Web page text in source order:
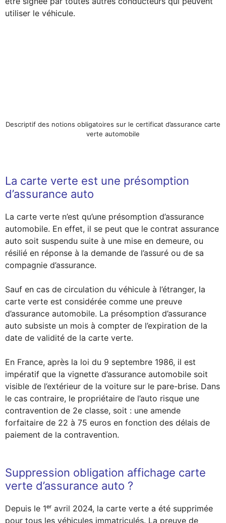
utiliser le véhicule.
Descriptif des notions obligatoires sur le certificat d’assurance carte
verte automobile
La carte verte est une présomption
d’assurance auto
La carte verte n’est qu’une présomption d’assurance
automobile. En effet, il se peut que le contrat assurance
auto soit suspendu suite à une mise en demeure, ou
résilié en réponse à la demande de l’assuré ou de sa
compagnie d’assurance.
Sauf en cas de circulation du véhicule à l’étranger, la
carte verte est considérée comme une preuve
d’assurance automobile. La présomption d’assurance
auto subsiste un mois à compter de l’expiration de la
date de validité de la carte verte.
En France, après la loi du 9 septembre 1986, il est
impératif que la vignette d’assurance automobile soit
visible de l’extérieur de la voiture sur le pare-brise. Dans
le cas contraire, le propriétaire de l’auto risque une
contravention de 2e classe, soit : une amende
forfaitaire de 22 à 75 euros en fonction des délais de
paiement de la contravention.
Suppression obligation affichage carte
verte d’assurance auto ?
Depuis le 1ᵉʳ avril 2024, la carte verte a été supprimée
pour tous les véhicules immatriculés. La preuve de